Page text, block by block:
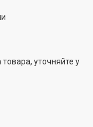
уточняйте у